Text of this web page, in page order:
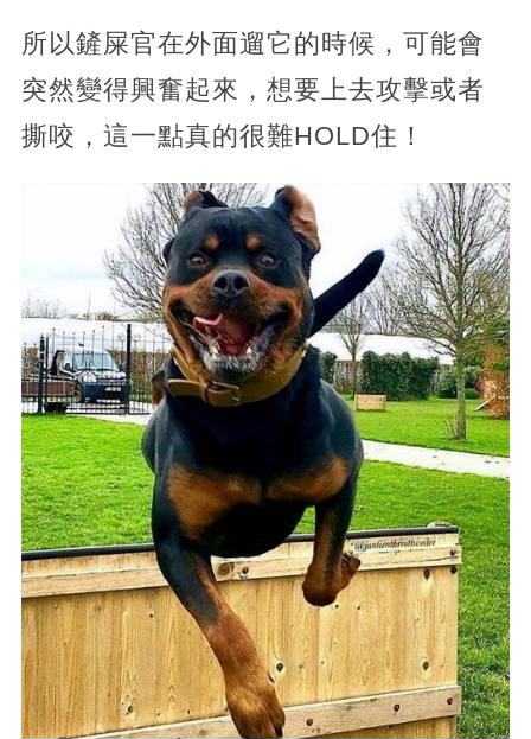
所以鏟屎官在外面遛它的時候，可能會
突然變得興奮起來，想要上去攻擊或者
撕咬，這一點真的很難HOLD住！